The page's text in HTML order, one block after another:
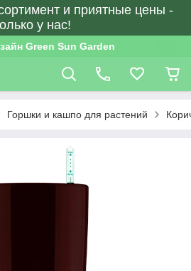
и приятные цены -
у нас!
Green Sun Garden
Горшки и кашпо для растений